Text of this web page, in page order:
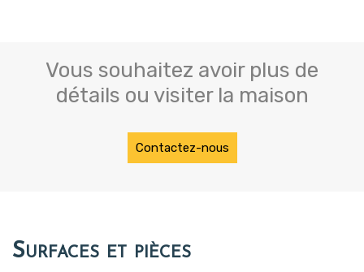
Vous souhaitez avoir plus de
détails ou visiter la maison
Contactez-nous
Surfaces et pièces